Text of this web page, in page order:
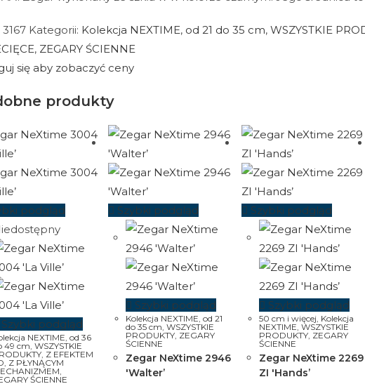
3167 Kategorii: Kolekcja NEXTIME, od 21 do 35 cm,WSZYSTKIE
, ZEGARY ŚCIENNE
się aby zobaczyć ceny
produkty
podgląd
Szybki podgląd
NEXTIME ,od 36
49 cm ,WSZYSTKIE
Z EFEKTEM
Z PŁYNĄCYM
ŚCIENNE
Szybki podgląd
Szybki podgląd
Kolekcja NEXTIME od 21
do 35 cm WSZYSTKIE
PRODUKTY, ZEGARY
ŚCIENNE
Zegar NeXtime 2946
'Walter’
Szybki podgląd
Szybki podgląd
50 cm i więcej, Kolekcja
NEXTIME WSZYSTKIE
PRODUKTY, ZEGARY
ŚCIENNE
Zegar NeXtime 2269
ZI 'Hands’